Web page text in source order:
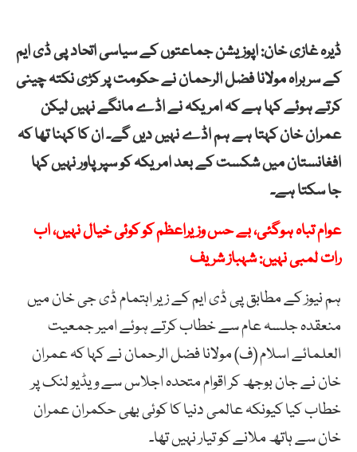
ڈیرہ غازی خان: اپوزیشن جماعتوں کے سیاسی اتحاد پی ڈی ایم
کے سربراہ مولانا فضل الرحمان نے حکومت پر کڑی نکتہ چینی
کرتے ہوئے کہا ہے کہ امریکہ نے اڈے مانگے نہیں لیکن
عمران خان کہتا ہے ہم اڈے نہیں دیں گے۔ ان کا کہنا تھا کہ
افغانستان میں شکست کے بعد امریکہ کو سپر پاور نہیں کہا
جا سکتا ہے۔
عوام تباہ ہوگئی، بے حس وزیراعظم کو کوئی خیال نہیں، اب
رات لمبی نہیں: شہباز شریف
ہم نیوز کے مطابق پی ڈی ایم کے زیر اہتمام ڈی جی خان میں
منعقدہ جلسہ عام سے خطاب کرتے ہوئے امیر جمعیت
العلمائے اسلام (ف) مولانا فضل الرحمان نے کہا کہ عمران
خان نے جان بوجھ کر اقوام متحدہ اجلاس سے ویڈیو لنک پر
خطاب کیا کیونکہ عالمی دنیا کا کوئی بھی حکمران عمران
خان سے ہاتھ ملانے کو تیار نہیں تھا۔